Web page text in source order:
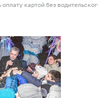
оплату картой без